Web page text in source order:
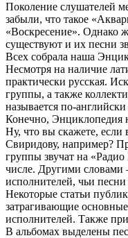
Поколение слушателей
забыли, что такое
«Воскресение». Однако
существуют и их песни
Всех собрала наша
Несмотря на наличие
практически русская.
группы, а также
называется по-
Конечно, Энциклопедия
Ну, что вы скажете, если
Свиридову, например?
группы звучат на
числе. Другими
исполнителей, чьи
Некоторые статьи
затрагивающие
исполнителей. Также
В альбомах выделены